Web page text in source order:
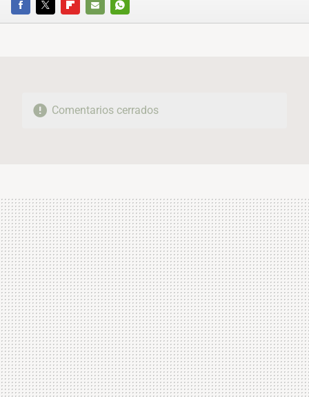
FACEBOOKTWITTERFLIPBOARD
E-
WHATSAPP
Comentarios cerrados